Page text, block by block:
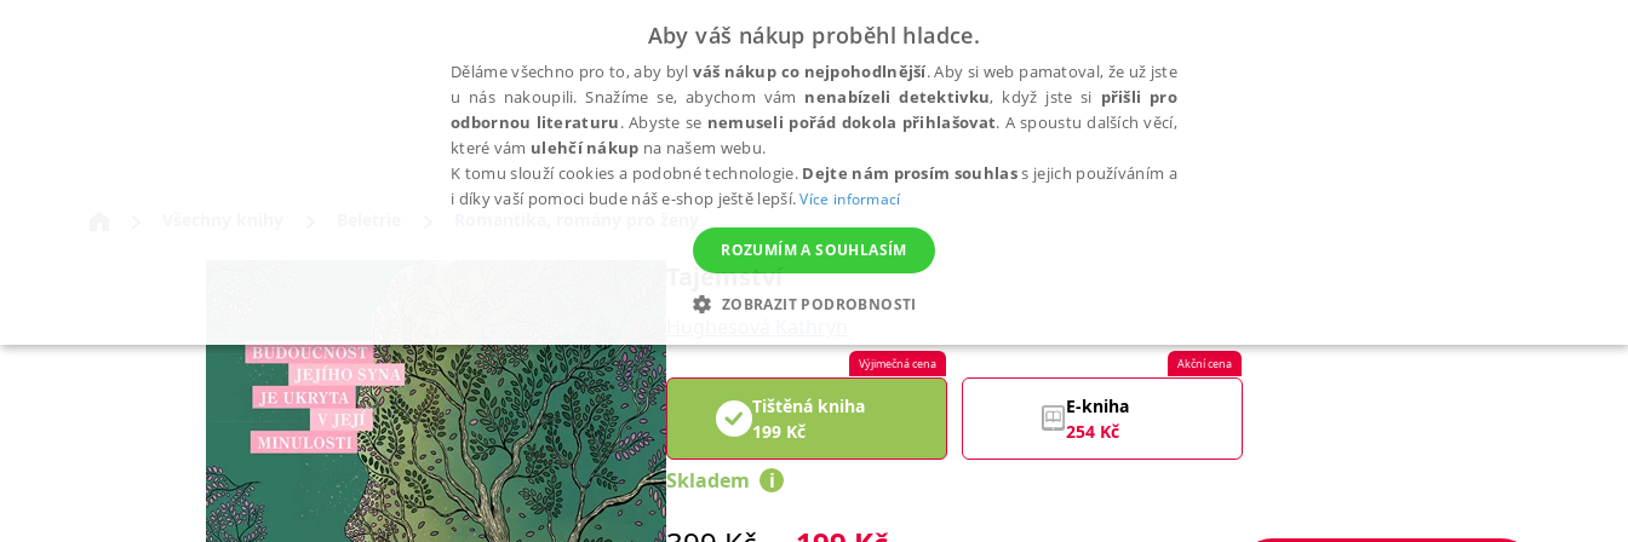
Tajemství
Výjimečná cena
Tištěná kniha
199 Kč
Akční cena
E-kniha
254 Kč
Skladem i
Aby váš nákup proběhl hladce.
Děláme všechno pro to, aby bylváš nákup co nejpohodlnější. Aby si web pamatoval, že už jste
u nás nakoupili. Snažíme se, abychom vám nenabízeli detektivku, když jste si přišli pro
odbornou literaturu. Abyste se nemuseli pořád dokola přihlašovat. A spoustu dalších věcí,
které vám ulehčí nákup na našem webu.
K tomu slouží cookies a podobné technologie. Dejte nám prosím souhlass jejich používáním a
i díky vaší pomoci bude náš e-shop ještě lepší.Více informací
ROZUMÍM A SOUHLASÍM
ZOBRAZIT PODROBNOSTI
NEZBYTNÉ ANALYTICKÉ MARKETINGOVÉ FUNKČNÍ NEZAŘAZENÉ SOUBORY
Nezbytné Analytické Nezařazené soubory
Nezbytně nutné soubory cookie umožňují základní funkce webových stránek, jako je přihlášení uživatele a správa účtu. Webové stránky nelze bez nezbytně nutných souborů cookie správně používat.
Provider /